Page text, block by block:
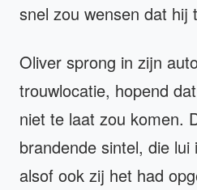
snel zou wensen dat hij
Oliver sprong in zijn
trouwlocatie, hopend
niet te laat zou komen.
brandende sintel, die
alsof ook zij het had